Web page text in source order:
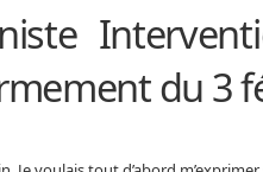
du 3